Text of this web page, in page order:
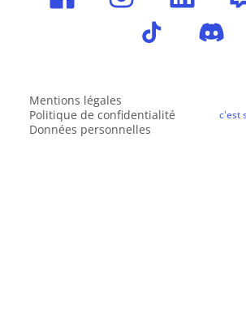
Mentions légales
Politique de confidentialité
Données personnelles